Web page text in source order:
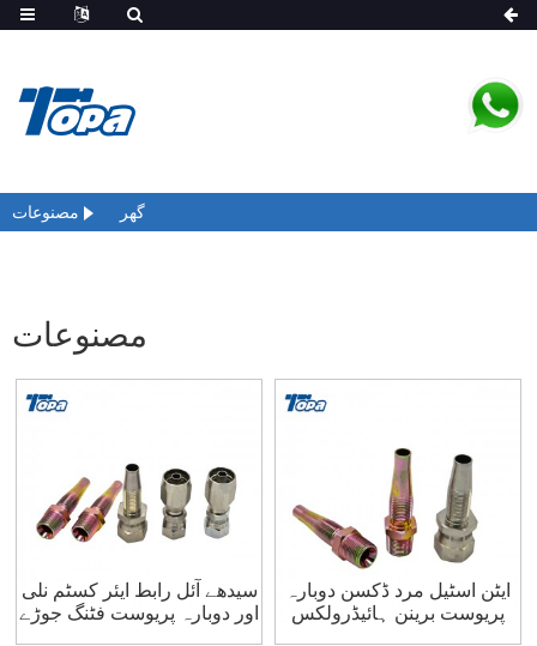
گھر مصنوعات
مصنوعات
سیدھے آئل رابط ایئر کسٹم نلی
اور دوبارہ پریوست فٹنگ جوڑے
ایٹن اسٹیل مرد ڈکسن دوبارہ
پریوست برینن ہائیڈرولکس